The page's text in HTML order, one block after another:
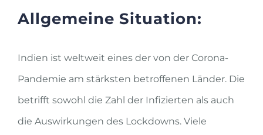
Allgemeine Situation:
Indien ist weltweit eines der von der Corona-
Pandemie am stärksten betroffenen Länder. Die
betrifft sowoh l die Zahl der Infizierten als auch
die Auswirkungen des Lockdowns. Viele